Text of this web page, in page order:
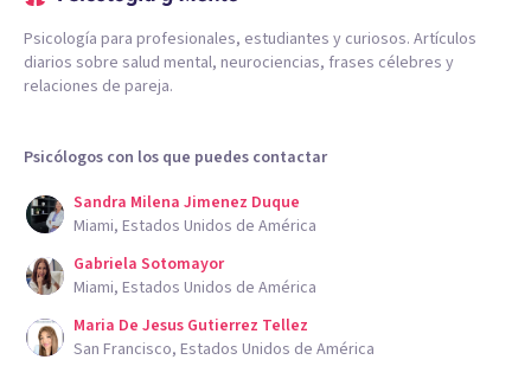
Psicología para profesionales, estudiantes y curiosos. Artículos
diarios sobre salud mental, neurociencias, frases célebres y
relaciones de pareja.
Psicólogos con los que puedes contactar
Sandra Milena Jimenez Duque
Miami, Estados Unidos de América
Gabriela Sotomayor
Miami, Estados Unidos de América
Maria De Jesus Gutierrez Tellez
San Francisco, Estados Unidos de América